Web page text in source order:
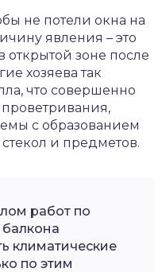
не потели окна на
явления – это
зоне после
хозяева так
что совершенно
с образованием
и предметов.
работ по
климатические
по этим